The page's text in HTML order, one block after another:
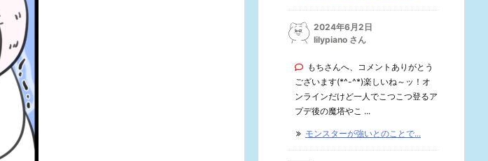
2024年6月2日
lilypiano さん
もちさんへ、コメントありがとう
ございます(*^-^*)楽しいね～ッ！オ
ンラインだけど一人でこつこつ登るア
プデ後の魔塔やこ ...
モンスターが強いとのことで...